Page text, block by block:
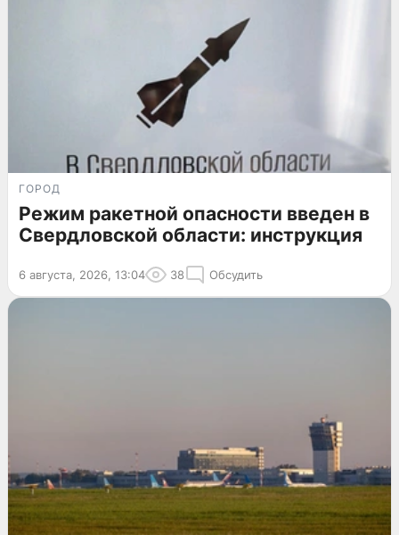
ГОРОД
Режим ракетной опасности введен в
Свердловской области: инструкция
6 августа, 2026, 13:04 38 Обсудить